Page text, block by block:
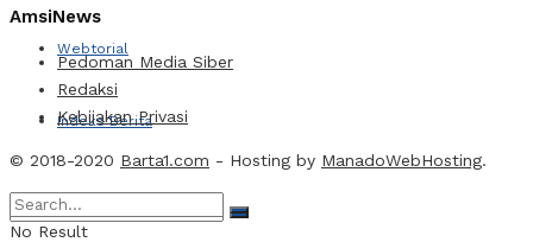
Webtorial
Indeks Berita
AmsiNews
Pedoman Media Siber
Redaksi
Kebijakan Privasi
© 2018-2020 Barta1.com - Hosting by ManadoWebHosting.
No Result